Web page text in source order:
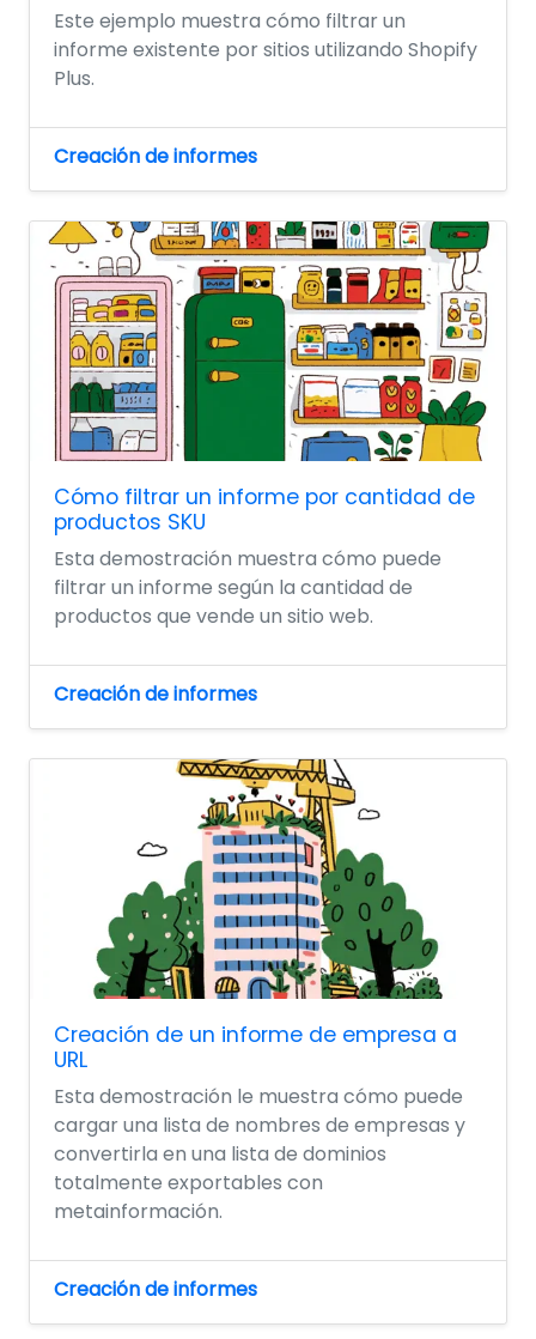
Este ejemplo muestra cómo filtrar un
informe existente por sitios utilizando Shopify
Plus.
Creación de informes
Cómo filtrar un informe por cantidad de
productos SKU
Esta demostración muestra cómo puede
filtrar un informe según la cantidad de
productos que vende un sitio web.
Creación de informes
Creación de un informe de empresa a
URL
Esta demostración le muestra cómo puede
cargar una lista de nombres de empresas y
convertirla en una lista de dominios
totalmente exportables con
metainformación.
Creación de informes